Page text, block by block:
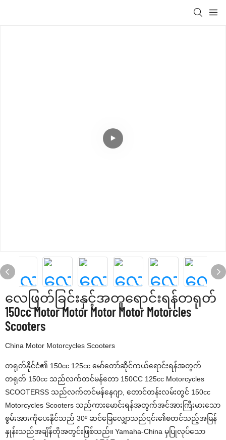
လေဖြတ်ခြင်းနှင့်အတူရောင်းရန်တရုတ်
150cc Motor Motor Motor Motor Motorcles
Scooters
China Motor Motorcycles Scooters
တရုတ်နိုင်ငံ၏ 150cc 125cc မော်တော်ဆိုင်ကယ်ရောင်းရန်အတွက်
တရုတ် 150cc သည်လက်တင်မန်တော 150CC 125cc Motorcycles
SCOOTERSS သည်လက်တင်မန်နေဂျာ, တောင်တန်းလမ်းတွင် 150cc
Motorcycles Scooters သည်ကားမောင်းရန်အတွက်အင်အားကြီးမားသော
စွမ်းအားကိုပေးနိုင်သည် 30º ဆင်ခြေလျှောသည်၎င်း၏စတင်သည့်အမြန်
နှုန်းသည်အချိန်တိုအတွင်းဖြစ်သည်။ Yamaha-China မှပြုလုပ်သော